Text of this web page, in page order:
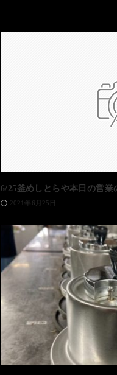
6/25釜めしとらや本日の営業
2021年6月25日